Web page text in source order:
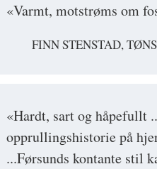
«Varmt, motstrøms om
FINN STENSTAD,
«Hardt, sart og håpefullt
opprullingshistorie på
...Førsunds kontante stil